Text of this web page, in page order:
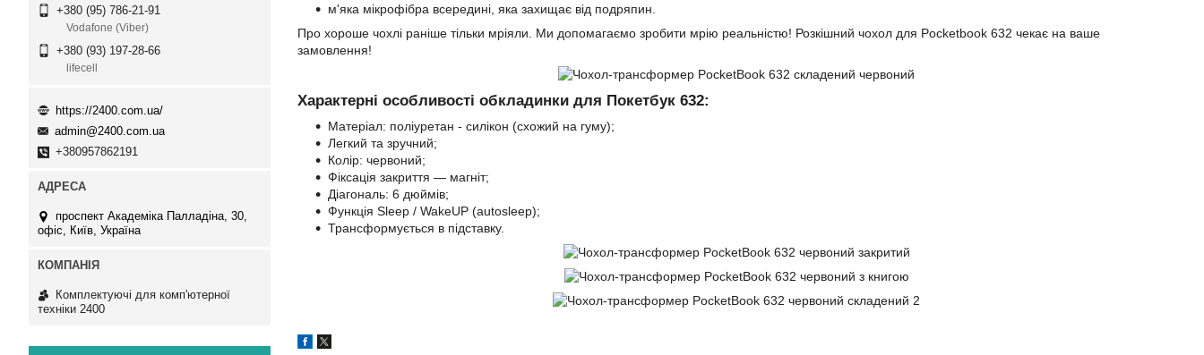
м'яка мікрофібра всередині, яка захищає від подряпин.
Про хороше чохлі раніше тільки мріяли. Ми допомагаємо зробити мрію реальністю! Розкішний чохол для Pocketbook 632 чекає на ваше
замовлення!
Характерні особливості обкладинки для Покетбук 632:
Матеріал: поліуретан - силікон (схожий на гуму);
Легкий та зручний;
Колір: червоний;
Фіксація закриття — магніт;
Діагональ: 6 дюймів;
Функція Sleep / WakeUP (autosleep);
Трансформується в підставку.
+380 (95) 786-21-91
Vodafone (Viber)
+380 (93) 197-28-66
lifecell
https://2400.com.ua/
admin@2400.com.ua
+380957862191
проспект Академіка Палладіна, 30,
офіс, Київ, Україна
Комплектуючі для комп'ютерної
техніки 2400